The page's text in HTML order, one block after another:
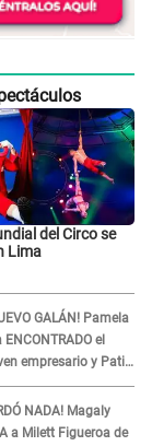
del Circo se
Lima
GALÁN! Pamela
el
empresario y Pati
en VIVO
NADA! Magaly
a Milett Figueroa de